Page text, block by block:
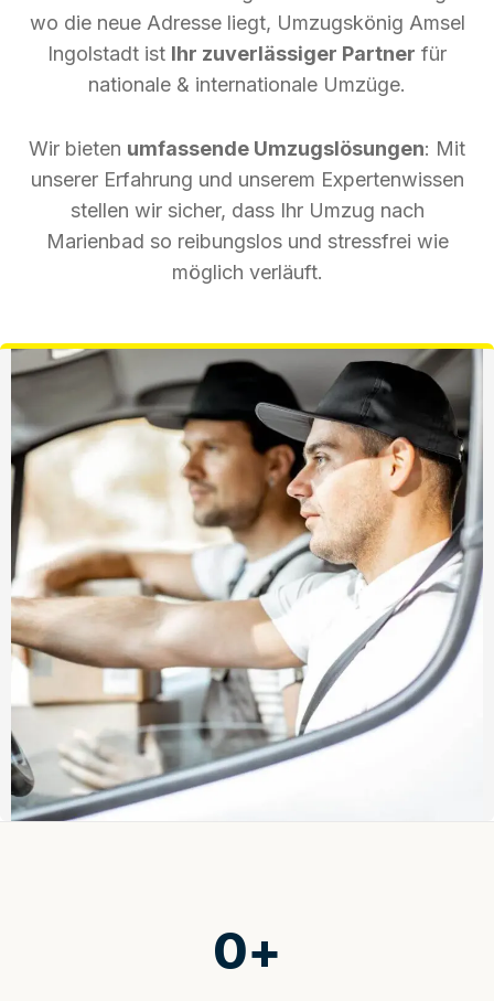
wo die neue Adresse liegt, Umzugskönig Amsel
Ingolstadt ist Ihr zuverlässiger Partner für
nationale & internationale Umzüge.
Wir bieten umfassende Umzugslösungen: Mit
unserer Erfahrung und unserem Expertenwissen
stellen wir sicher, dass Ihr Umzug nach
Marienbad so reibungslos und stressfrei wie
möglich verläuft.
0+